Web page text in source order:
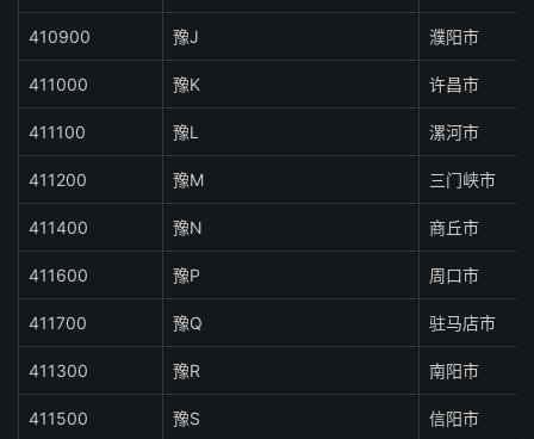
410900 豫J 濮阳市
411000 豫K 许昌市
411100 豫L 漯河市
411200 豫M 三门峡市
411400 豫N 商丘市
411600 豫P 周口市
411700 豫Q 驻马店市
411300 豫R 南阳市
411500 豫S 信阳市